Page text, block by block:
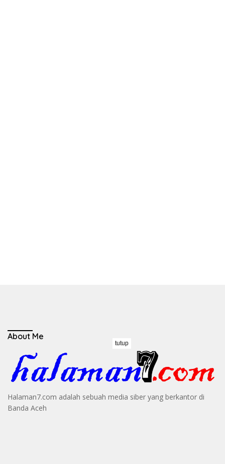
About Me
Halaman7.com adalah sebuah media siber yang berkantor di
Banda Aceh
tutup